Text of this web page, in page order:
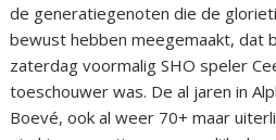
de generatiegenoten die de
bewust hebben meegemaakt, dat
zaterdag voormalig SHO speler
toeschouwer was. De al jaren in
Boevé, ook al weer 70+ maar